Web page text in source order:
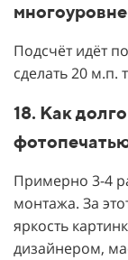
Подсчёт идёт
сделать 20 м.п.
18. Как
Примерно 3-4
монтажа. За
яркость
дизайнером,